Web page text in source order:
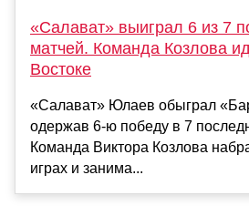
«Салават» выиграл 6 из 7
матчей. Команда Козлова
Востоке
«Салават» Юлаев обыграл
одержав 6-ю победу в 7
Команда Виктора Козлова
играх и занима...